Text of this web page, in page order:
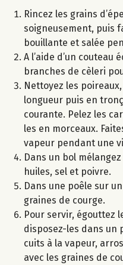
Rincez les grains
soigneusement, puis
bouillante et salée
A l’aide d’un couteau
branches de cèleri
Nettoyez les
longueur puis en
courante. Pelez les
les en morceaux.
vapeur pendant une
Dans un bol
huiles, sel et poivre.
Dans une poêle sur
graines de courge.
Pour servir, égouttez
disposez-les dans un
cuits à la vapeur,
avec les graines de